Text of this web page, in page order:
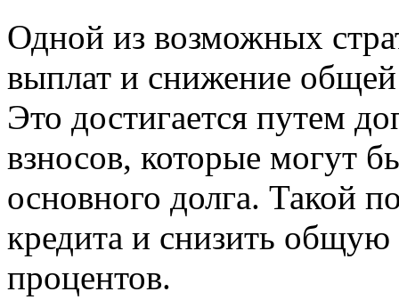
Одной из возможных
выплат и снижение
Это достигается путем
взносов, которые могут
основного долга. Такой
кредита и снизить
процентов.